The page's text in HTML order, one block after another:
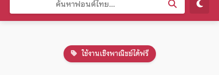
ใช้งานเชิงพาณิชย์ได้ฟรี